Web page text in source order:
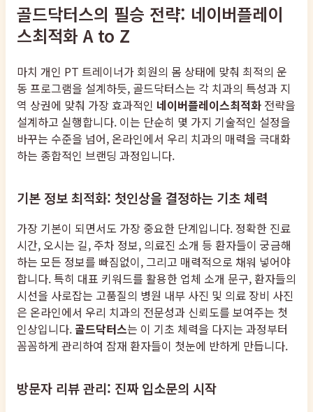
골드닥터스의 필승 전략: 네이버플레이
스최적화 A to Z
마치 개인 PT 트레이너가 회원의 몸 상태에 맞춰 최적의 운
동 프로그램을 설계하듯, 골드닥터스는 각 치과의 특성과 지
역 상권에 맞춰 가장 효과적인 네이버플레이스최적화 전략을
설계하고 실행합니다. 이는 단순히 몇 가지 기술적인 설정을
바꾸는 수준을 넘어, 온라인에서 우리 치과의 매력을 극대화
하는 종합적인 브랜딩 과정입니다.
기본 정보 최적화: 첫인상을 결정하는 기초 체력
가장 기본이 되면서도 가장 중요한 단계입니다. 정확한 진료
시간, 오시는 길, 주차 정보, 의료진 소개 등 환자들이 궁금해
하는 모든 정보를 빠짐없이, 그리고 매력적으로 채워 넣어야
합니다. 특히 대표 키워드를 활용한 업체 소개 문구, 환자들의
시선을 사로잡는 고품질의 병원 내부 사진 및 의료 장비 사진
은 온라인에서 우리 치과의 전문성과 신뢰도를 보여주는 첫
인상입니다. 골드닥터스는 이 기초 체력을 다지는 과정부터
꼼꼼하게 관리하여 잠재 환자들이 첫눈에 반하게 만듭니다.
방문자 리뷰 관리: 진짜 입소문의 시작